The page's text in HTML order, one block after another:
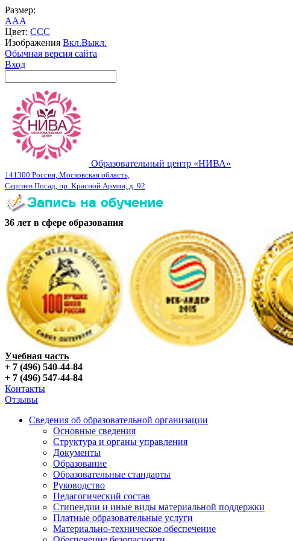
Размер:
AAA
Цвет: CCC
Изображения Вкл.Выкл.
Обычная версия сайта
Вход
Образовательный центр «НИВА»
141300 Россия, Московская область,
Сергиев Посад, пр. Красной Армии, д. 92
36 лет в сфере образования
Учебная часть
+ 7 (496) 540-44-84
+ 7 (496) 547-44-84
Контакты
Отзывы
Сведения об образовательной организации
Основные сведения
Структура и органы управления
Документы
Образование
Образовательные стандарты
Руководство
Педагогический состав
Стипендии и иные виды материальной поддержки
Платные образовательные услуги
Материально-техническое обеспечение